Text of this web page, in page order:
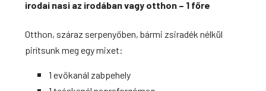
irodai nasi az irodában vagy otthon – 1 főre
Otthon, száraz serpenyőben, bármi zsiradék nélkül
pirítsunk meg egy mixet:
1 evőkanál zabpehely